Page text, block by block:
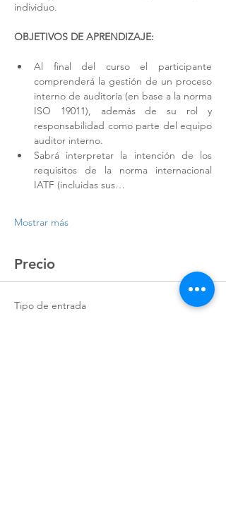
individuo.
OBJETIVOS DE APRENDIZAJE:
Al final del curso el participante
comprenderá la gestión de un proceso
interno de auditoría (en base a la norma
ISO 19011), además de su rol y
responsabilidad como parte del equipo
auditor interno.
Sabrá interpretar la intención de los
requisitos de la norma internacional
IATF (incluidas sus…
Mostrar más
Precio
Tipo de entrada